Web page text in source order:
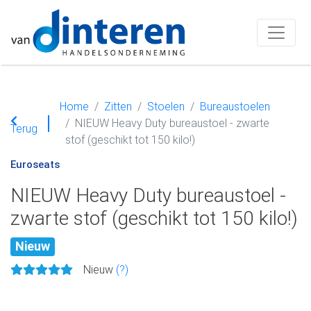
Terug
Home Zitten Stoelen
Bureaustoelen
NIEUW Heavy Duty bureaustoel - zwarte
stof (geschikt tot 150 kilo!)
Euroseats
NIEUW Heavy Duty bureaustoel -
zwarte stof (geschikt tot 150 kilo!)
Nieuw
Nieuw (?)